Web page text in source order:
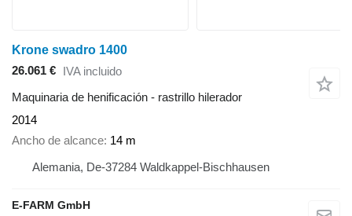
Krone swadro 1400
26.061 € IVA incluido
Maquinaria de henificación - rastrillo hilerador
2014
Ancho de alcance 14 m
Alemania, De-37284 Waldkappel-Bischhausen
E-FARM GmbH